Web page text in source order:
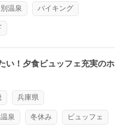
温泉 バイキング
い！夕食ビュッフェ充実のホ
兵庫県
泉 冬休み ビュッフェ